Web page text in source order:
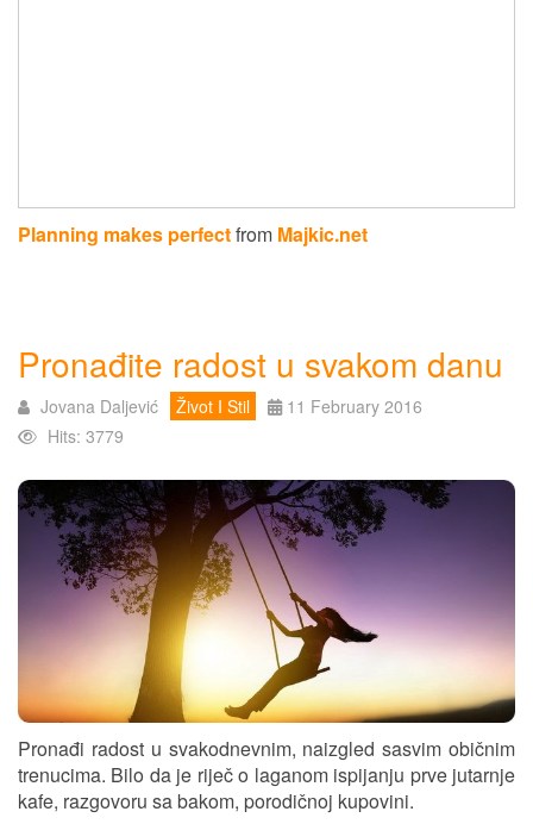
Planning makes perfectfrom Majkic.net
Pronađite radost u svakom danu
Jovana Daljević Život I Stil
11 February 2016
Hits: 3779
Pronađi radost u svakodnevnim, naizgled sasvim običnim
trenucima. Bilo da je riječ o laganom ispijanju prve jutarnje
kafe, razgovoru sa bakom, porodičnoj kupovini.